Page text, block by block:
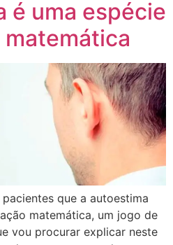
é uma espécie
que a autoestima
matemática, um jogo de
vou procurar explicar neste